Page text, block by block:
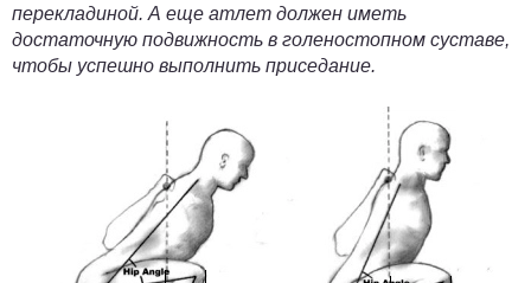
перекладиной. А еще атлет должен иметь
достаточную подвижность в голеностопном суставе,
чтобы успешно выполнить приседание.